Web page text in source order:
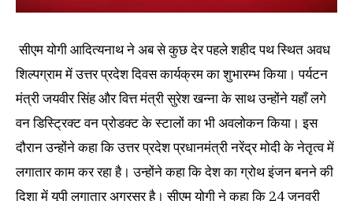
सीएम योगी आदित्यनाथ ने अब से कुछ देर पहले शहीद पथ स्थित अवध
शिल्पग्राम में उत्तर प्रदेश दिवस कार्यक्रम का शुभारम्भ किया। पर्यटन
मंत्री जयवीर सिंह और वित्त मंत्री सुरेश खन्ना के साथ उन्होंने यहाँ लगे
वन डिस्ट्रिक्ट वन प्रोडक्ट के स्टालों का भी अवलोकन किया। इस
दौरान उन्होंने कहा कि उत्तर प्रदेश प्रधानमंत्री नरेंद्र मोदी के नेतृत्व में
लगातार काम कर रहा है। उन्होंने कहा कि देश का ग्रोथ इंजन बनने की
दिशा में यूपी लगातार अग्रसर है। सीएम योगी ने कहा कि 24 जनवरी